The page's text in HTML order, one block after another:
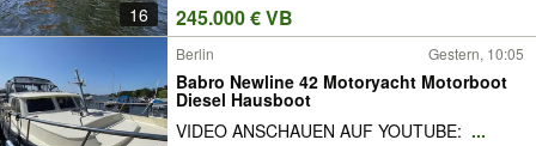
16 245.000 € VB
Berlin Gestern, 10:05
Babro Newline 42 Motoryacht Motorboot
Diesel Hausboot
VIDEO ANSCHAUEN AUF YOUTUBE: ...